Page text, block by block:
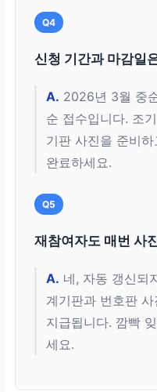
Q4
신청 기간과 마감일
A. 2026년 3월 중
순 접수입니다. 조
기판 사진을 준비
완료하세요.
Q5
재참여자도 매번 사
A. 네, 자동 갱신되
계기판과 번호판
지급됩니다. 깜빡
세요.